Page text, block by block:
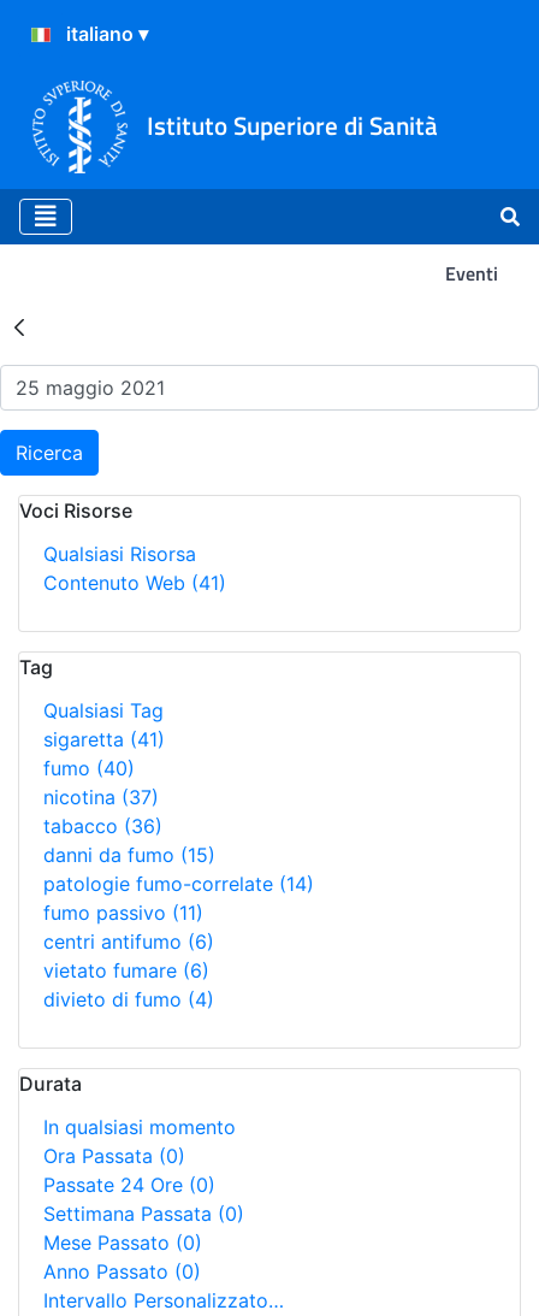
Istituto Superiore di Sanità
Eventi
Risultati della Ricerca -
Ricerca
Voci Risorse
Qualsiasi Risorsa
Contenuto Web (41)
Tag
Qualsiasi Tag
sigaretta (41)
fumo (40)
nicotina (37)
tabacco (36)
danni da fumo (15)
patologie fumo-correlate (14)
fumo passivo (11)
centri antifumo (6)
vietato fumare (6)
divieto di fumo (4)
Durata
In qualsiasi momento
Ora Passata (0)
Passate 24 Ore (0)
Settimana Passata (0)
Mese Passato (0)
Anno Passato (0)
Intervallo Personalizzato…